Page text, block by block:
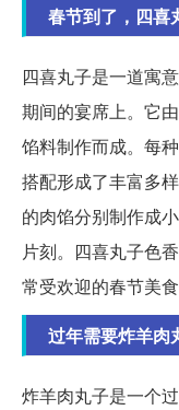
春节到了，四喜
四喜丸子是一道寓
期间的宴席上。它
馅料制作而成。每
搭配形成了丰富多
的肉馅分别制作成
片刻。四喜丸子色
常受欢迎的春节美食
过年需要炸羊肉
炸羊肉丸子是一个